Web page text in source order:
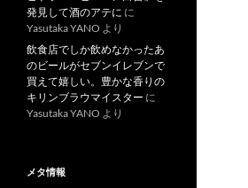
発見して酒のアテに に
Yasutaka YANO より
飲食店でしか飲めなかったあ
のビールがセブンイレブンで
買えて嬉しい。豊かな香りの
キリンブラウマイスター に
Yasutaka YANO より
メタ情報